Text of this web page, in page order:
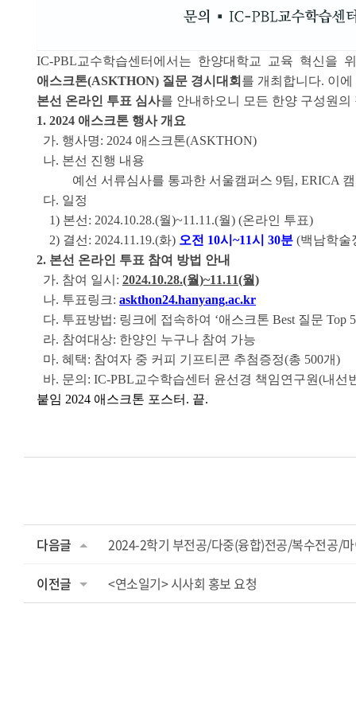
IC-PBL교수학습센터에서는 한양대학교 교육 혁신을
애스크톤(ASKTHON) 질문 경시대회 를 개최합니다. 이
본선 온라인 투표 심사를 안내하오니 모든 한양 구성원
1. 2024 애스크톤 행사 개요
가. 행사명: 2024 애스크톤(ASKTHON)
나. 본선 진행 내용
예선 서류심사를 통과한 서울캠퍼스 9팀, ERICA
다. 일정
1) 본선: 2024.10.28.(월)~11.11.(월) (온라인 투표)
2) 결선: 2024.11.19.(화) 오전 10시~11시 30분 (백남학술
2. 본선 온라인 투표 참여 방법 안내
가. 참여 일시: 2024.10.28.(월)~11.11(월)
나. 투표링크: askthon24.hanyang.ac.kr
다. 투표방법: 링크에 접속하여 ‘애스크톤 Best 질문 Top
라. 참여대상: 한양인 누구나 참여 가능
마. 혜택: 참여자 중 커피 기프티콘 추첨증정(총 500개)
바. 문의: IC-PBL교수학습센터 윤선경 책임연구원(내선
붙임 2024 애스크톤 포스터. 끝.
다음글 2024-2학기 부전공/다중(융합)전공/복수전공/
이전글 <연소일기> 시사회 홍보 요청